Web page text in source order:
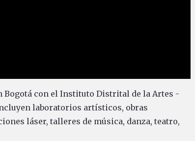
Bogotá con el Instituto Distrital de la Artes -
laboratorios artísticos, obras
láser, talleres de música, danza, teatro,